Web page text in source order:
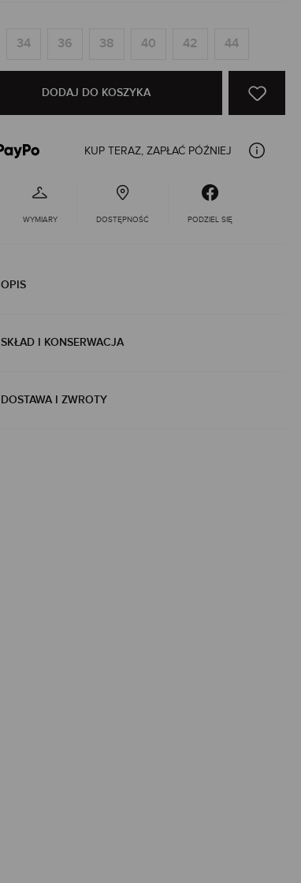
34 36 38 40 42 44
DODAJ DO KOSZYKA
KUP TERAZ, ZAPŁAĆ PÓŹNIEJ
WYMIARY DOSTĘPNOŚĆ PODZIEL SIĘ
OPIS
SKŁAD I KONSERWACJA
DOSTAWA I ZWROTY